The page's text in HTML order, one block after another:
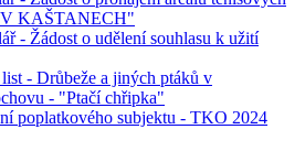
KAŠTANECH"
- Žádost o udělení souhlasu k užití
- Drůbeže a jiných ptáků v
- "Ptačí chřipka"
poplatkového subjektu - TKO 2024